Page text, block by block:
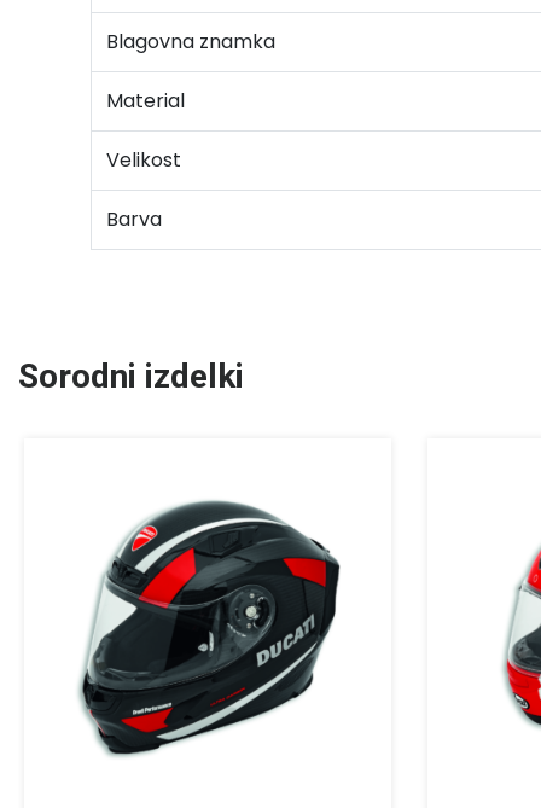
Blagovna znamka
Material
Velikost
Barva
Sorodni izdelki